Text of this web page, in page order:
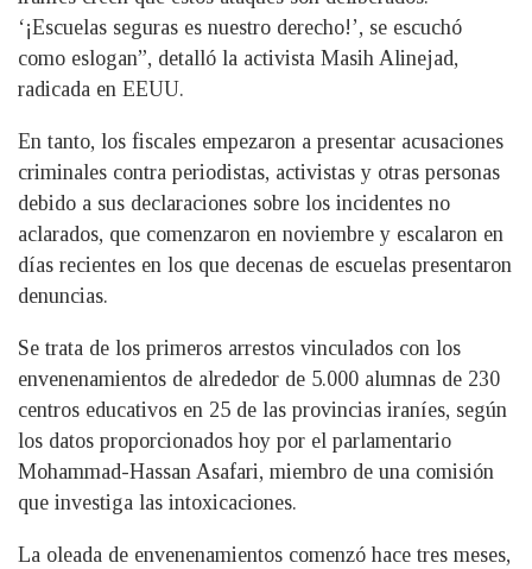
‘¡Escuelas seguras es nuestro derecho!’, se escuchó
como eslogan”, detalló la activista Masih Alinejad,
radicada en EEUU.
En tanto, los fiscales empezaron a presentar acusaciones
criminales contra periodistas, activistas y otras personas
debido a sus declaraciones sobre los incidentes no
aclarados, que comenzaron en noviembre y escalaron en
días recientes en los que decenas de escuelas presentaron
denuncias.
Se trata de los primeros arrestos vinculados con los
envenenamientos de alrededor de 5.000 alumnas de 230
centros educativos en 25 de las provincias iraníes, según
los datos proporcionados hoy por el parlamentario
Mohammad-Hassan Asafari, miembro de una comisión
que investiga las intoxicaciones.
La oleada de envenenamientos comenzó hace tres meses,